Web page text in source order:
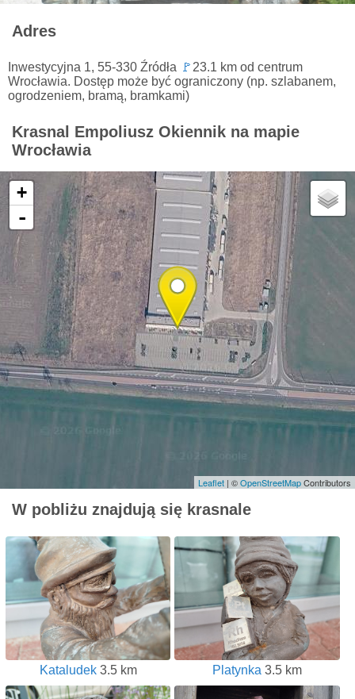
Adres
Inwestycyjna 1, 55-330 Źródła 🚩 23.1 km od centrum
Wrocławia. Dostęp może być ograniczony (np. szlabanem,
ogrodzeniem, bramą, bramkami)
Krasnal Empoliusz Okiennik na mapie
Wrocławia
+
-
Leaflet | ©OpenStreetMapContributors
W pobliżu znajdują się krasnale
Kataludek3.5 km Platynka 3.5 km